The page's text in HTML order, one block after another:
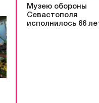
Музею обороны
Севастополя
исполнилось 66